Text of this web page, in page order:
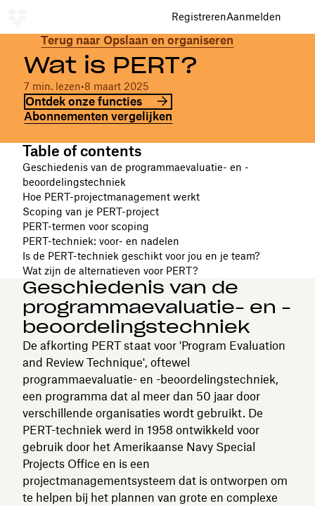
RegistrerenAanmelden
Terug naar Opslaan en organiseren
Wat is PERT?
7 min. lezen•8 maart 2025
Ontdek onze functies
Abonnementen vergelijken
Table of contents
Geschiedenis van de programmaevaluatie- en -
beoordelingstechniek
Hoe PERT-projectmanagement werkt
Scoping van je PERT-project
PERT-termen voor scoping
PERT-techniek: voor- en nadelen
Is de PERT-techniek geschikt voor jou en je team?
Wat zijn de alternatieven voor PERT?
Geschiedenis van de
programmaevaluatie- en -
beoordelingstechniek
De afkorting PERT staat voor 'Program Evaluation
and Review Technique', oftewel
programmaevaluatie- en -beoordelingstechniek,
een programma dat al meer dan 50 jaar door
verschillende organisaties wordt gebruikt. De
PERT-techniek werd in 1958 ontwikkeld voor
gebruik door het Amerikaanse Navy Special
Projects Office en is een
projectmanagementsysteem dat is ontworpen om
te helpen bij het plannen van grote en complexe